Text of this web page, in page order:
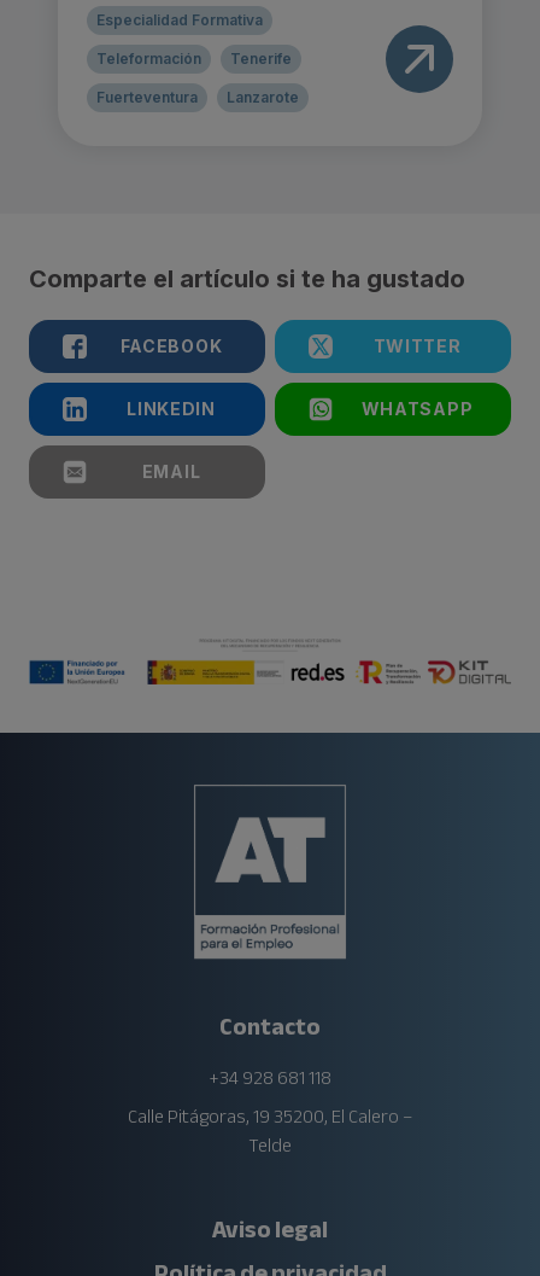
integrando criterios sociales,
medioambientales y laborales en la estrategia
empresarial. Este curso de 30 horas, en
modalidad presencial o teleformación, está
diseñado para quienes buscan comprender
la RSC y sus beneficios en el entorno
Especialidad Formativa
Teleformación Tenerife
Fuerteventura Lanzarote
Comparte el artículo si te ha gustado
FACEBOOK TWITTER
LINKEDIN WHATSAPP
EMAIL
Contacto
+34 928 681 118
Calle Pitágoras, 19 35200, El Calero –
Telde
Aviso legal